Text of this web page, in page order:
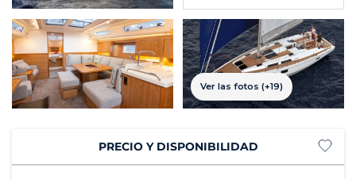
Ver las fotos (+19)
PRECIO Y DISPONIBILIDAD